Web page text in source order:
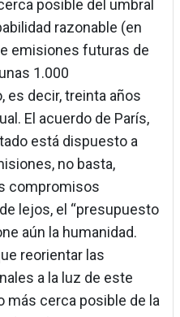
posible del umbral
razonable (en
emisiones futuras de
1.000
es decir, treinta años
El acuerdo de París,
está dispuesto a
no basta,
compromisos
lejos, el “presupuesto
aún la humanidad.
reorientar las
a la luz de este
más cerca posible de la